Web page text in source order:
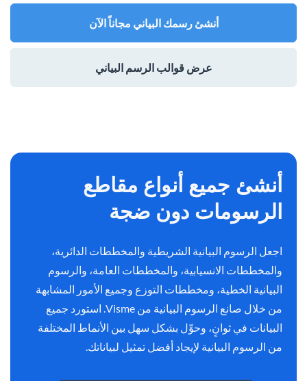
أنشئ رسمك البياني مجاناً الآن
عرض قوالب الرسم البياني
أنشئ جميع أنواع مقاطع
الرسومات دون ضجة
اجعل الرسوم البيانية الشريطية والمخططات الدائرية،
والمخططات الانسيابية، والمخططات العامة، والرسوم
البيانية الخطية، ومخططات التوزع وجميع الأمور المشابهة
من خلال صانع الرسوم البيانية من Visme. استورد جميع
البيانات في ثوانٍ، وحوِّل بشكل سهل بين الأنماط المختلفة
من الرسوم البيانية لإيجاد أفضل تمثيل لبياناتك.